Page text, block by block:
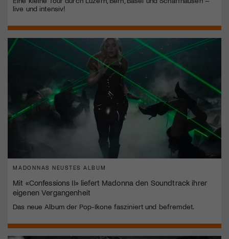
live und intensiv!
MADONNAS NEUSTES ALBUM
Mit «Confessions II» liefert Madonna den Soundtrack ihrer
eigenen Vergangenheit
Das neue Album der Pop-Ikone fasziniert und befremdet.